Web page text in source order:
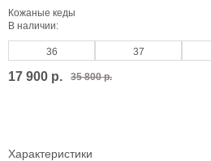
Кожаные кеды
В наличии:
36 37
17 900 р. 35 800 р.
Характеристики